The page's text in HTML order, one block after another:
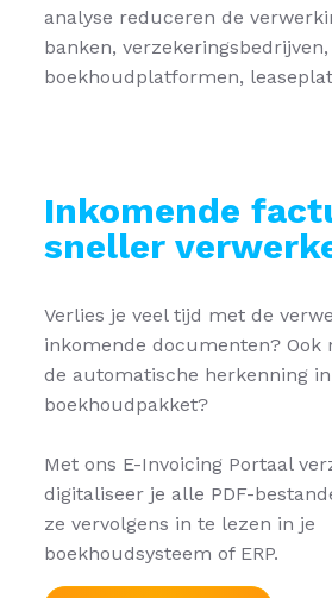
analyse reduceren de
banken, verzekeringsbedrijven,
boekhoudplatformen,
Inkomende
sneller
Verlies je veel tijd met de
inkomende documenten? Ook
de automatische herkenning
boekhoudpakket?
Met ons E-Invoicing Portaal
digitaliseer je alle PDF-
ze vervolgens in te lezen in je
boekhoudsysteem of ERP.